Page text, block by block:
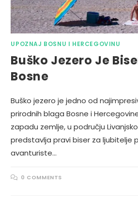
UPOZNAJ BOSNU I HERCEGOVINU
Buško Jezero Je
Bosne
Buško jezero je jedno od
prirodnih blaga Bosne i
zapadu zemlje, u području
predstavlja pravi biser za ljubitelje
avanturiste…
0 COMMENTS